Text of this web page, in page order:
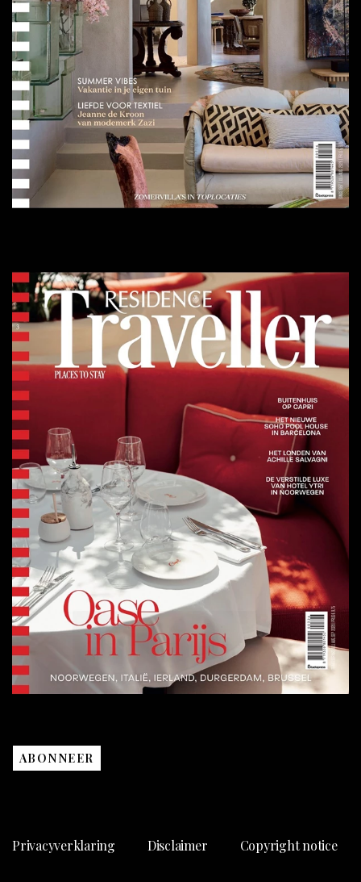
ABONNEER
Privacyverklaring Disclaimer Copyright notice